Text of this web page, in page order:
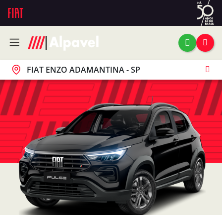
FIAT ENZO ADAMANTINA - SP